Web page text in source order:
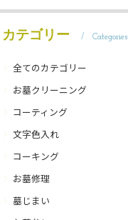
カテゴリー Categories
全てのカテゴリー
お墓クリーニング
コーティング
文字色入れ
コーキング
お墓修理
墓じまい